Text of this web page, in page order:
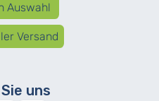
Auswahl
Versand
uns